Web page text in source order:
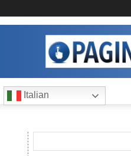
Italian